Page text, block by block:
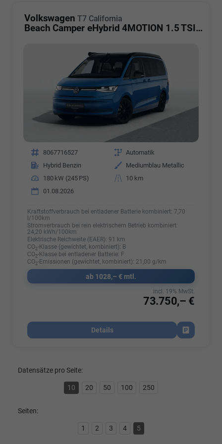
Volkswagen T7 California
Beach Camper eHybrid 4MOTION 1.5 TSI Plus
Fahrzeugnr. 8067716527 Getriebe Automatik
Kraftstoff
Hybrid Benzin Außenfarbe
Mediumblau Metallic
Leistung
180 kW (245 PS) Kilometerstand
10 km
01.08.2026
Kraftstoffverbrauch bei entladener Batterie kombiniert:7,70
l/100km
Stromverbrauch bei rein elektrischem Betrieb kombiniert:
24,20 kWh/100km
Elektrische Reichweite (EAER): 91 km
CO2-Klasse (gewichtet, kombiniert): B
CO2-Klasse bei entladener Batterie: F
CO2-Emissionen (gewichtet, kombiniert): 21,00 g/km
ab 1028,– € mtl.
73.750,– €
incl. 19% MwSt.
Details
Fahrzeug
Datensätze pro Seite:
10 20 50 100 250
Seiten:
1 2 3 4 5